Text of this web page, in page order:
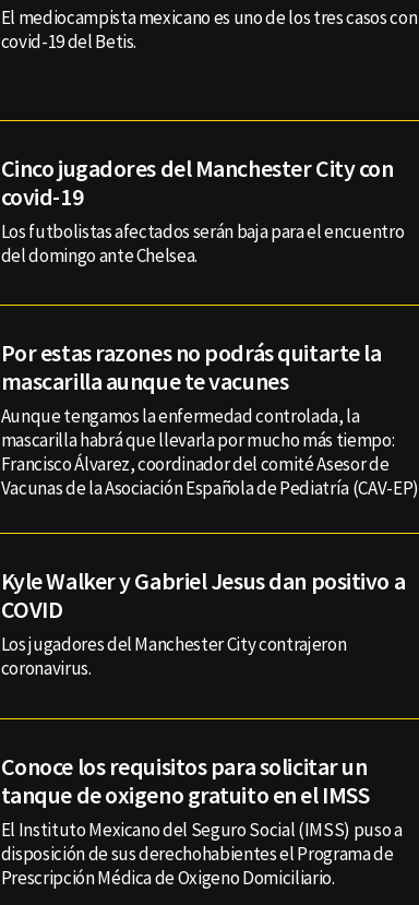
El mediocampista mexicano es uno de los tres casos con
covid-19 del Betis.
Cinco jugadores del Manchester City con
covid-19
Los futbolistas afectados serán baja para el encuentro
del domingo ante Chelsea.
Por estas razones no podrás quitarte la
mascarilla aunque te vacunes
Aunque tengamos la enfermedad controlada, la
mascarilla habrá que llevarla por mucho más tiempo:
Francisco Álvarez, coordinador del comité Asesor de
Vacunas de la Asociación Española de Pediatría (CAV-EP)
Kyle Walker y Gabriel Jesus dan positivo a
COVID
Los jugadores del Manchester City contrajeron
coronavirus.
Conoce los requisitos para solicitar un
tanque de oxigeno gratuito en el IMSS
El Instituto Mexicano del Seguro Social (IMSS) puso a
disposición de sus derechohabientes el Programa de
Prescripción Médica de Oxigeno Domiciliario.